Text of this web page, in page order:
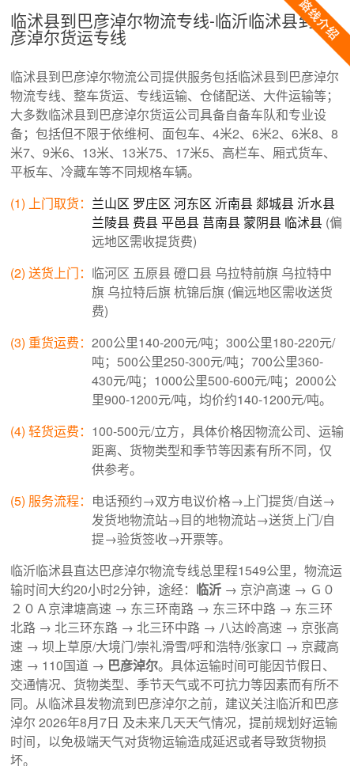
临沭县到巴彦淖尔物流专线-临沂临沭县到巴
彦淖尔货运专线
临沭县到巴彦淖尔物流公司提供服务包括临沭县到巴彦淖尔
物流专线、整车货运、专线运输、仓储配送、大件运输等；
大多数临沭县到巴彦淖尔货运公司具备自备车队和专业设
备；包括但不限于依维柯、面包车、4米2、6米2、6米8、8
米7、9米6、13米、13米75、17米5、高栏车、厢式货车、
平板车、冷藏车等不同规格车辆。
(1) 上门取货： 兰山区 罗庄区 河东区 沂南县 郯城县 沂水县
兰陵县 费县平邑县 莒南县蒙阴县 临沭县 (偏
远地区需收提货费)
(2) 送货上门： 临河区 五原县 磴口县 乌拉特前旗 乌拉特中
旗 乌拉特后旗 杭锦后旗 (偏远地区需收送货
费)
(3) 重货运费： 200公里140-200元/吨；300公里180-220元/
吨；500公里250-300元/吨；700公里360-
430元/吨；1000公里500-600元/吨；2000公
里900-1200元/吨，均价约140-1200元/吨。
(4) 轻货运费： 100-500元/立方，具体价格因物流公司、运输
距离、货物类型和季节等因素有所不同，仅
供参考。
(5) 服务流程： 电话预约→双方电议价格→上门提货/自送→
发货地物流站→目的地物流站→送货上门/自
提→验货签收→开票等。
临沂临沭县直达巴彦淖尔物流专线总里程1549公里，物流运
输时间大约20小时2分钟，途经： 临沂 → 京沪高速 → Ｇ０
２０Ａ京津塘高速 → 东三环南路 → 东三环中路 → 东三环
北路 → 北三环东路 → 北三环中路 → 八达岭高速 → 京张高
速 → 坝上草原/大境门/崇礼滑雪/呼和浩特/张家口 → 京藏高
速 → 110国道 → 巴彦淖尔。具体运输时间可能因节假日、
交通情况、货物类型、季节天气或不可抗力等因素而有所不
同。从临沭县发物流到巴彦淖尔之前，建议关注临沂和巴彦
淖尔 2026年8月7日 及未来几天天气情况，提前规划好运输
时间，以免极端天气对货物运输造成延迟或者导致货物损
坏。